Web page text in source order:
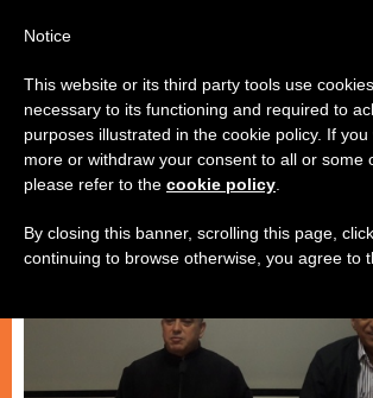
كنيسة محليّة
Notice
This website or its third party tools use
necessary to its functioning and required to
purposes illustrated in the cookie policy. If
more or withdraw your consent to all or some
please refer to the cookie policy
By closing this banner, scrolling this page,
continuing to browse otherwise, you agree to